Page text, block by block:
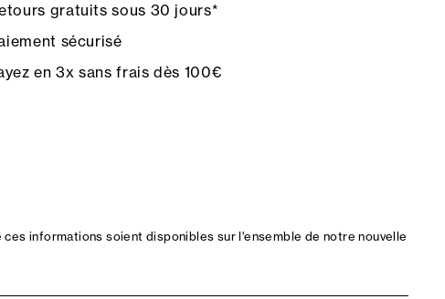
gratuits sous 30 jours*
sécurisé
en 3x sans frais dès 100€
informations soient disponibles sur l'ensemble de notre nouvelle